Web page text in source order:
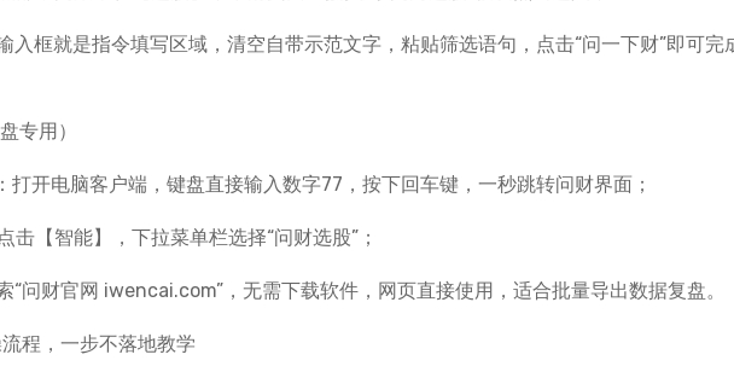
入框就是指令填写区域，清空自带示范文字，粘贴筛选语句，点击“问一下财”即可完
专用）
打开电脑客户端，键盘直接输入数字77，按下回车键，一秒跳转问财界面；
击【智能】，下拉菜单栏选择“问财选股”；
“问财官网 iwencai.com”，无需下载软件，网页直接使用，适合批量导出数据复盘。
程，一步不落地教学